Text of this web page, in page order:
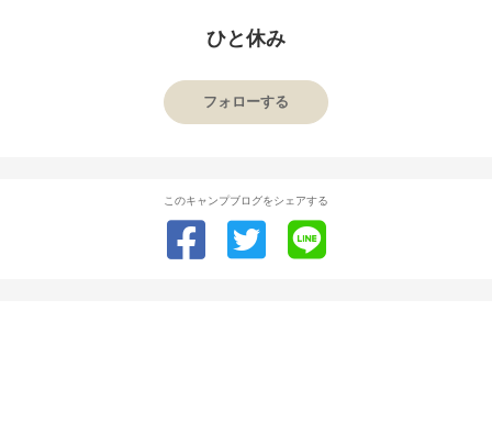
ひと休み
フォローする
このキャンプブログをシェアする